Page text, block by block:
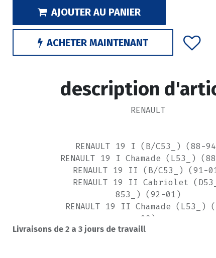
AJOUTER AU PANIER
ACHETER MAINTENANT
description
RENAULT
RENAULT 19 I (B/C53_) (88-
RENAULT 19 I Chamade (L53_)
RENAULT 19 II (B/C53_) (91-
RENAULT 19 II Cabriolet
853_) (92-01)
RENAULT 19 II Chamade (L53_)
03)
RENAULT 19 II Hatchback Van
Livraisons de 2 a 3 jours de travaill